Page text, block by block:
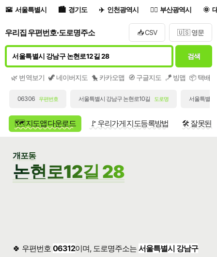
서울특별시 경기도 인천광역시 부산광역시
우리집 우편번호·도로명주소 📥 CSV 🇺🇸 영문
검색
🌿 번역보기 🦖 네이버지도 🐤 카카오맵 🧭 구글지도 🪁 빙맵 📦 택배/
06306 우편번호 서울특별시 강남구 논현로10길 도로명 서울특별
🗺️ 지도앱 다운로드 🚩 우리가게 지도등록방법 🛠️ 잘못된
개포동
논현로12길 28
🍀 우편번호 06312이며, 도로명주소는서울특별시 강남구